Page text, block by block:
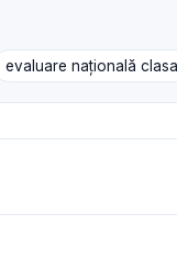
evaluare naţională